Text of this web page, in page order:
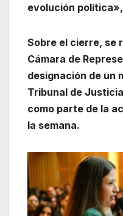
evolución
Sobre el cierre, se
Cámara de
designación de un
Tribunal de
como parte de la
la semana.